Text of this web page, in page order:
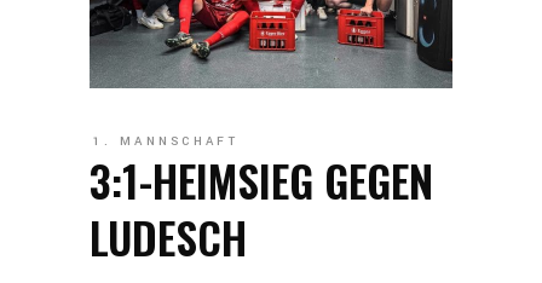
1. MANNSCHAFT
3:1-HEIMSIEG GEGEN
LUDESCH